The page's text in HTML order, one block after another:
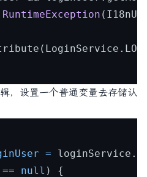
RuntimeException
，设置一个普通变量去存储认
=
null ) {